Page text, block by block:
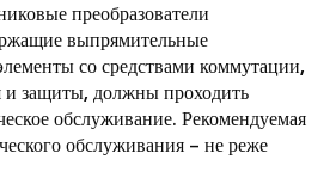
преобразователи
выпрямительные
со средствами коммутации,
и защиты, должны проходить
обслуживание. Рекомендуемая
обслуживания – не реже